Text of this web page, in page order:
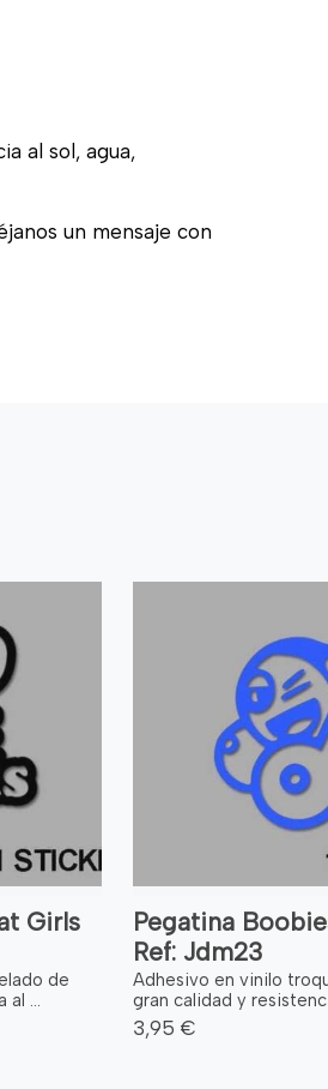
al sol, agua,
un mensaje con
Girls
de
al ...
Pegatina
Ref: Jdm23
Adhesivo en vinilo
gran calidad y
3,95 €